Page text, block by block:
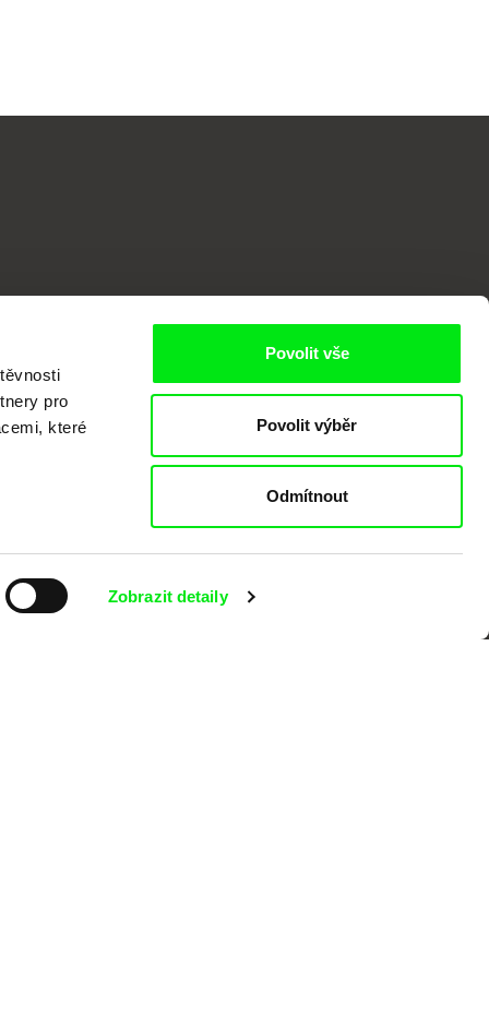
pro
které
Zobrazit detaily
Povolit vše
Povolit výběr
Odmítnout
filmu sdružených do Doc
a podporovat kvalitní autorské